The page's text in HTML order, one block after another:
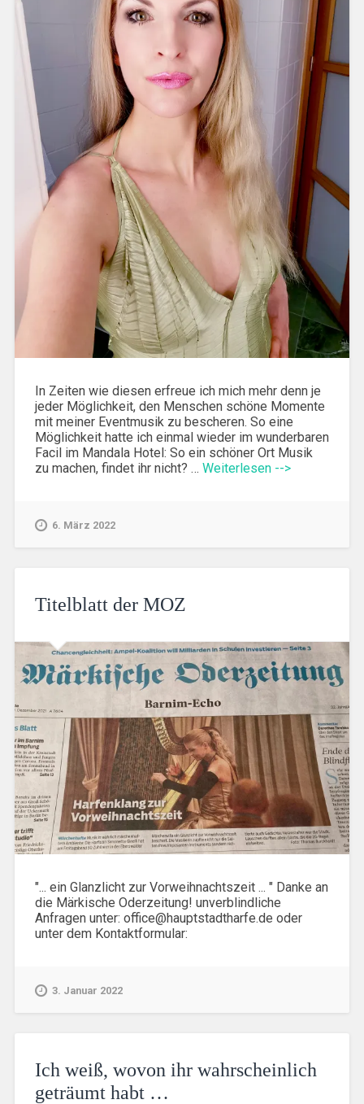
In Zeiten wie diesen erfreue ich mich mehr denn je
jeder Möglichkeit, den Menschen schöne Momente
mit meiner Eventmusik zu bescheren. So eine
Möglichkeit hatte ich einmal wieder im wunderbaren
Facil im Mandala Hotel: So ein schöner Ort Musik
zu machen, findet ihr nicht? … Weiterlesen -->
6. März 2022
Titelblatt der MOZ
"... ein Glanzlicht zur Vorweihnachtszeit ... " Danke an
die Märkische Oderzeitung! unverblindliche
Anfragen unter: office@hauptstadtharfe.de oder
unter dem Kontaktformular:
3. Januar 2022
Ich weiß, wovon ihr wahrscheinlich
geträumt habt …